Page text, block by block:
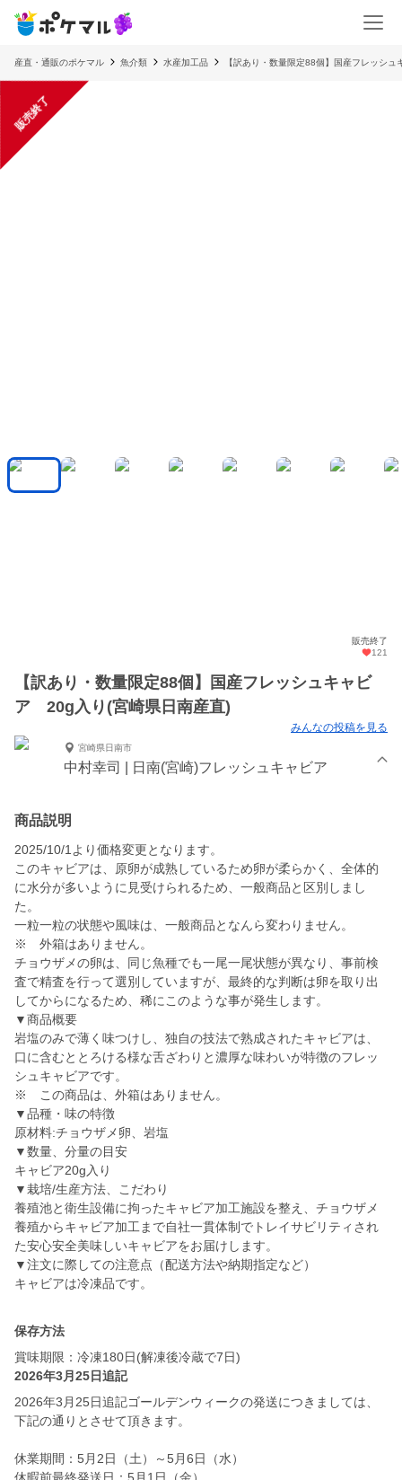
産直・通販のポケマル 魚介類 水産加工品 【訳あり・数量限定88個】国産フレッシ
販売終了
販売終了
121
【訳あり・数量限定88個】国産フレッシュキャビ
ア 20g入り(宮崎県日南産直)
みんなの投稿を見る
宮崎県日南市
中村幸司 | 日南(宮崎)フレッシュキャビア
商品説明
2025/10/1より価格変更となります。
このキャビアは、原卵が成熟しているため卵が柔らかく、全体的
に水分が多いように見受けられるため、一般商品と区別しまし
た。
一粒一粒の状態や風味は、一般商品となんら変わりません。
※ 外箱はありません。
チョウザメの卵は、同じ魚種でも一尾一尾状態が異なり、事前検
査で精査を行って選別していますが、最終的な判断は卵を取り出
してからになるため、稀にこのような事が発生します。
▼商品概要
岩塩のみで薄く味つけし、独自の技法で熟成されたキャビアは、
口に含むととろける様な舌ざわりと濃厚な味わいが特徴のフレッ
シュキャビアです。
※ この商品は、外箱はありません。
▼品種・味の特徴
原材料:チョウザメ卵、岩塩
▼数量、分量の目安
キャビア20g入り
▼栽培/生産方法、こだわり
養殖池と衛生設備に拘ったキャビア加工施設を整え、チョウザメ
養殖からキャビア加工まで自社一貫体制でトレイサビリティされ
た安心安全美味しいキャビアをお届けします。
▼注文に際しての注意点（配送方法や納期指定など）
キャビアは冷凍品です。
保存方法
賞味期限：冷凍180日(解凍後冷蔵で7日)
2026年3月25日追記
2026年3月25日追記ゴールデンウィークの発送につきましては、
下記の通りとさせて頂きます。
休業期間：5月2日（土）～5月6日（水）